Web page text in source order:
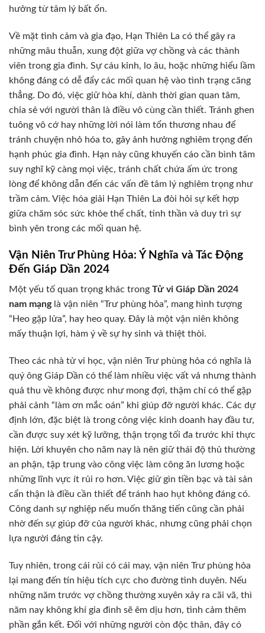
hưởng từ tâm lý bất ổn.
Về mặt tình cảm và gia đạo, Hạn Thiên La có thể gây ra
những mâu thuẫn, xung đột giữa vợ chồng và các thành
viên trong gia đình. Sự cáu kỉnh, lo âu, hoặc những hiểu lầm
không đáng có dễ đẩy các mối quan hệ vào tình trạng căng
thẳng. Do đó, việc giữ hòa khí, dành thời gian quan tâm,
chia sẻ với người thân là điều vô cùng cần thiết. Tránh ghen
tuông vô cớ hay những lời nói làm tổn thương nhau để
tránh chuyện nhỏ hóa to, gây ảnh hưởng nghiêm trọng đến
hạnh phúc gia đình. Hạn này cũng khuyến cáo cần bình tâm
suy nghĩ kỹ càng mọi việc, tránh chất chứa ấm ức trong
lòng để không dẫn đến các vấn đề tâm lý nghiêm trọng như
trầm cảm. Việc hóa giải Hạn Thiên La đòi hỏi sự kết hợp
giữa chăm sóc sức khỏe thể chất, tinh thần và duy trì sự
bình yên trong các mối quan hệ.
Vận Niên Trư Phùng Hỏa: Ý Nghĩa và Tác Động
Đến Giáp Dần 2024
Một yếu tố quan trọng khác trong Tử vi Giáp Dần 2024
nam mạnglà vận niên “Trư phùng hỏa”, mang hình tượng
“Heo gặp lửa”, hay heo quay. Đây là một vận niên không
mấy thuận lợi, hàm ý về sự hy sinh và thiệt thòi.
Theo các nhà tử vi học, vận niên Trư phùng hỏa có nghĩa là
quý ông Giáp Dần có thể làm nhiều việc vất vả nhưng thành
quả thu về không được như mong đợi, thậm chí có thể gặp
phải cảnh “làm ơn mắc oán” khi giúp đỡ người khác. Các dự
định lớn, đặc biệt là trong công việc kinh doanh hay đầu tư,
cần được suy xét kỹ lưỡng, thận trọng tối đa trước khi thực
hiện. Lời khuyên cho năm nay là nên giữ thái độ thủ thường
an phận, tập trung vào công việc làm công ăn lương hoặc
những lĩnh vực ít rủi ro hơn. Việc giữ gìn tiền bạc và tài sản
cẩn thận là điều cần thiết để tránh hao hụt không đáng có.
Công danh sự nghiệp nếu muốn thăng tiến cũng cần phải
nhờ đến sự giúp đỡ của người khác, nhưng cũng phải chọn
lựa người đáng tin cậy.
Tuy nhiên, trong cái rủi có cái may, vận niên Trư phùng hỏa
lại mang đến tín hiệu tích cực cho đường tình duyên. Nếu
những năm trước vợ chồng thường xuyên xảy ra cãi vã, thì
năm nay không khí gia đình sẽ êm dịu hơn, tình cảm thêm
phần gắn kết. Đối với những người còn độc thân, đây có